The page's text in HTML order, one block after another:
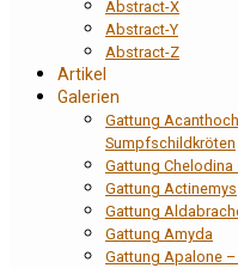
Abstract-X
Abstract-Y
Abstract-Z
Artikel
Galerien
Gattung
Sumpfschildkröten
Gattung
Gattung Actinemys
Gattung
Gattung Amyda
Gattung Apalone